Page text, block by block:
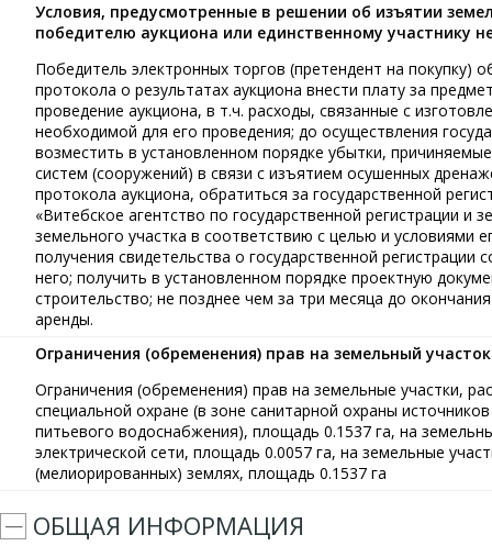
Условия, предусмотренные в решении об изъятии
победителю аукциона или единственному участнику
Победитель электронных торгов (претендент на покупку)
протокола о результатах аукциона внести плату за
проведение аукциона, в т.ч. расходы, связанные с
необходимой для его проведения; до осуществления
возместить в установленном порядке убытки,
систем (сооружений) в связи с изъятием осушенных
протокола аукциона, обратиться за государственной
«Витебское агентство по государственной регистрации и
земельного участка в соответствию с целью и условиями
получения свидетельства о государственной регистрации
него; получить в установленном порядке проектную
строительство; не позднее чем за три месяца до
аренды.
Ограничения (обременения) прав на земельный участок
Ограничения (обременения) прав на земельные участки,
специальной охране (в зоне санитарной охраны
питьевого водоснабжения), площадь 0.1537 га, на
электрической сети, площадь 0.0057 га, на земельные
(мелиорированных) землях, площадь 0.1537 га
ОБЩАЯ ИНФОРМАЦИЯ